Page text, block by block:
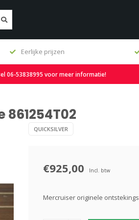
Eerlijke prijzen
06-53838995 voor meer informatie!
QUICKSILVER
€925,00 Incl. btw
Mercruiser originele